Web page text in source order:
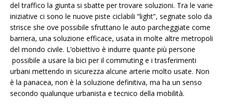
del traffico la giunta si sbatte per trovare soluzioni. Tra le varie
iniziative ci sono le nuove piste ciclabili “light”, segnate solo da
strisce she ove possibile sfruttano le auto parcheggiate come
barriera, una soluzione efficace, usata in molte altre metropoli
del mondo civile. L’obiettivo è indurre quante più persone
possibile a usare la bici per il commuting e i trasferimenti
urbani mettendo in sicurezza alcune arterie molto usate. Non
è la panacea, non è la soluzione definitiva, ma ha un senso
secondo qualunque urbanista e tecnico della mobilità.